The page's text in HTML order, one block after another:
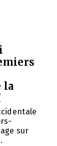
la
sur